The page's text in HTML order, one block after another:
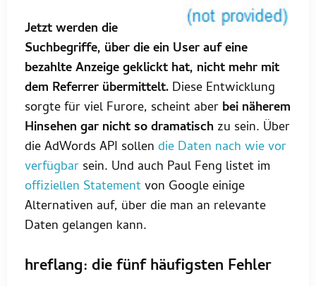
Jetzt werden die
Suchbegriffe, über die ein User auf eine
bezahlte Anzeige geklickt hat, nicht mehr mit
dem Referrer übermittelt. Diese Entwicklung
sorgte für viel Furore, scheint aber bei näherem
Hinsehen gar nicht so dramatisch zu sein. Über
die AdWords API sollen die Daten nach wie vor
verfügbar sein. Und auch Paul Feng listet im
offiziellen Statementvon Google einige
Alternativen auf, über die man an relevante
Daten gelangen kann.
hreflang: die fünf häufigsten Fehler